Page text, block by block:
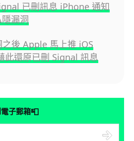
已刪訊息 iPhone 通知
漏洞
後 Apple 馬上推 iOS
此還原已刪 Signal 訊息
子郵箱📮